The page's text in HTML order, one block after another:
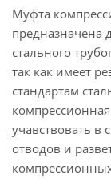
Муфта
предназначена
стального
так как имеет
стандартам
учавствовать в
отводов и